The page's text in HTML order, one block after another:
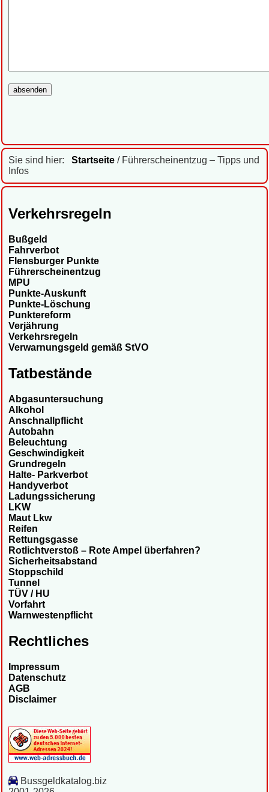
Sie sind hier: Startseite / Führerscheinentzug – Tipps und
Infos
Verkehrsregeln
Bußgeld
Fahrverbot
Flensburger Punkte
Führerscheinentzug
MPU
Punkte-Auskunft
Punkte-Löschung
Punktereform
Verjährung
Verkehrsregeln
Verwarnungsgeld gemäß StVO
Tatbestände
Abgasuntersuchung
Alkohol
Anschnallpflicht
Autobahn
Beleuchtung
Geschwindigkeit
Grundregeln
Halte- Parkverbot
Handyverbot
Ladungssicherung
LKW
Maut Lkw
Reifen
Rettungsgasse
Rotlichtverstoß – Rote Ampel überfahren?
Sicherheitsabstand
Stoppschild
Tunnel
TÜV / HU
Vorfahrt
Warnwestenpflicht
Rechtliches
Impressum
Datenschutz
AGB
Disclaimer
Bussgeldkatalog.biz